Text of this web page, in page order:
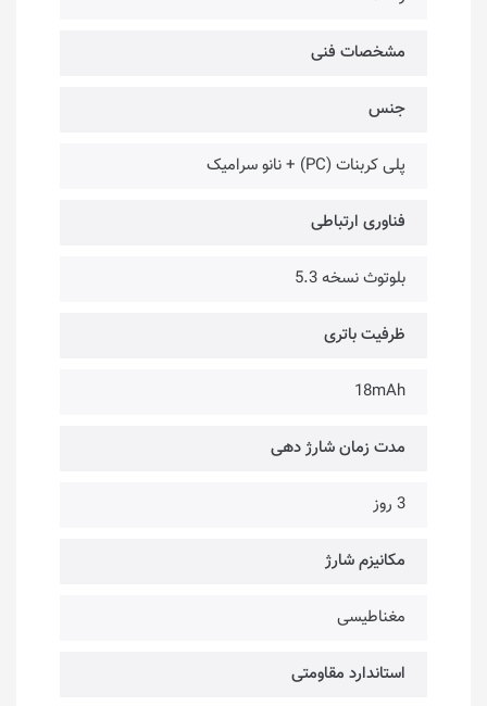
مشخصات فنی
جنس
پلی کربنات (PC) + نانو سرامیک
فناوری ارتباطی
بلوتوث نسخه 5.3
ظرفیت باتری
18mAh
مدت زمان شارژ دهی
3 روز
مکانیزم شارژ
مغناطیسی
استاندارد مقاومتی